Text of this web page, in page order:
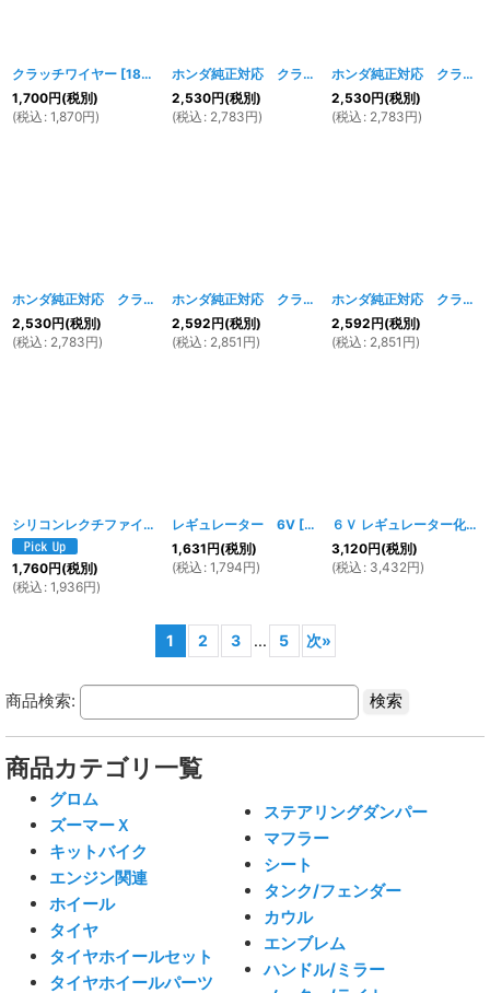
クラッチワイヤー [189w
1,700円(税別)
(税込 : 1,870円)
ホンダ純正対応 クラッチケーブル 750ｍｍ [
2,530円(税別)
(税込 : 2,783円)
ホンダ純正対応 クラッチケーブル 850mm
2,530円(税別)
(税込 : 2,783円)
ホンダ純正対応 クラッチケーブル 950ｍｍ [682w
2,530円(税別)
(税込 : 2,783円)
ホンダ純正対応 クラッチケーブル1050ｍｍ~1150ｍｍ
2,592円(税別)
(税込 : 2,851 円)
ホンダ純正対応 クラッチケーブル 1250mm
2,592円(税別)
(税込 : 2,851 円)
シリコンレクチファイヤー 6V [1262w]
1,760円(税別)
(税込 : 1,936円)
レギュレーター 6V [817w]
1,631円(税別)
(税込 : 1,794円)
６Ｖ レギュレーター化 配線キット (モンキー用)
3,120円(税別)
(税込 : 3,432円)
1 2 3 ... 5 次»
商品検索:
商品カテゴリ一覧
グロム
ズーマーＸ
キットバイク
エンジン関連
ホイール
タイヤ
タイヤホイールセット
タイヤホイールパーツ
ステアリングダンパー
マフラー
シート
タンク/フェンダー
カウル
エンブレム
ハンドル/ミラー